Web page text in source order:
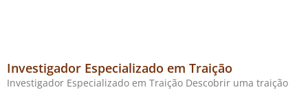
Investigador Especializado em Traição
Investigador Especializado em Traição Descobrir uma traição